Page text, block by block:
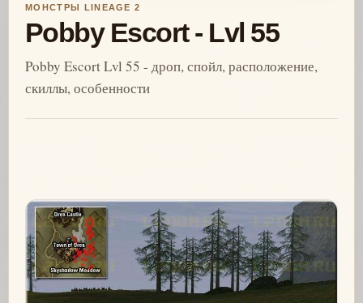
МОНСТРЫ LINEAGE 2
Pobby Escort - Lvl 55
Pobby Escort Lvl 55 - дроп, спойл, расположение,
скиллы, особенности